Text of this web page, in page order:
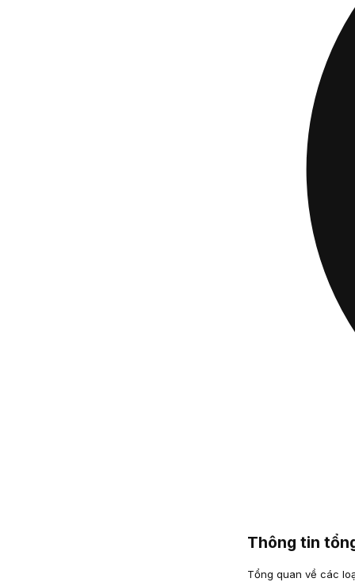
Thông tin
Tổng quan về các